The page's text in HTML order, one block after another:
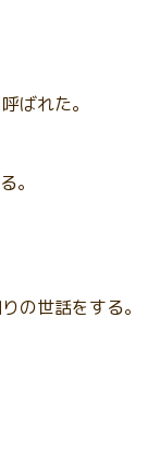
ばれた。
。
の世話をする。